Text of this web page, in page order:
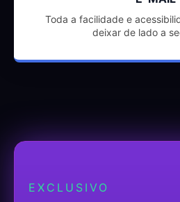
Toda a facilidade e
deixar de lado a
EXCLUSIVO